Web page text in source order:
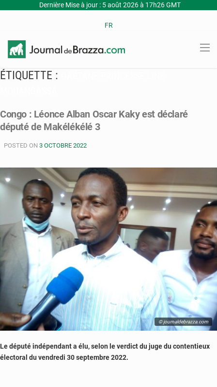
Dernière Mise à jour : 5 août 2026 à 17h26 GMT
FR
ÉTIQUETTE :
Congo : Léonce Alban Oscar Kaky est déclaré
député de Makélékélé 3
POSTED ON 3 OCTOBRE 2022
© journaldebrazza.com
Le député indépendant a élu, selon le verdict du juge du contentieux
électoral du vendredi 30 septembre 2022.